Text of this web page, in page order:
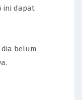
ini dapat
dia belum